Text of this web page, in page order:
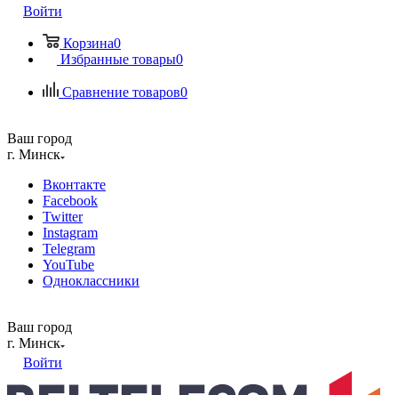
Войти
Корзина0
Избранные товары0
Сравнение товаров0
Ваш город
г. Минск
Вконтакте
Facebook
Twitter
Instagram
Telegram
YouTube
Одноклассники
Ваш город
г. Минск
Войти